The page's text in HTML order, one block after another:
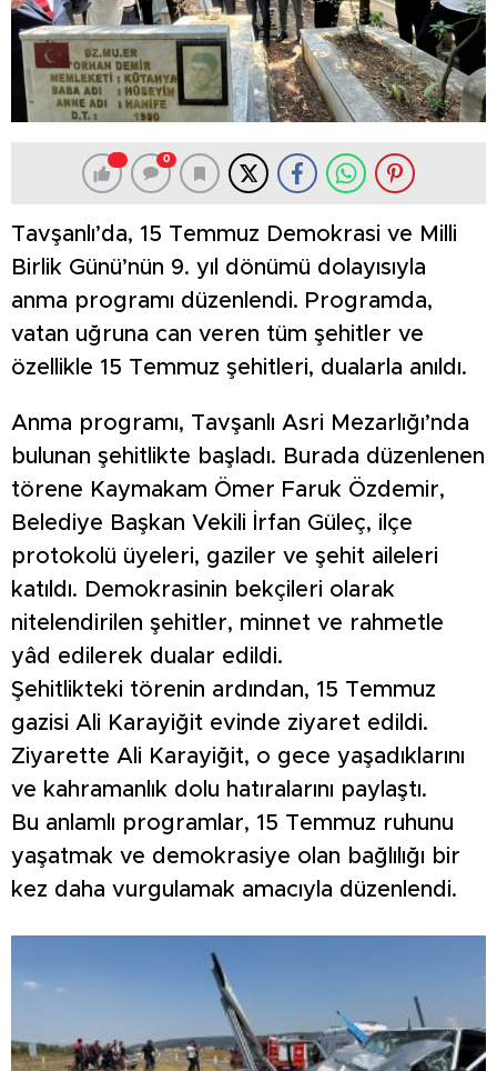
0
Tavşanlı’da, 15 Temmuz Demokrasi ve Milli
Birlik Günü’nün 9. yıl dönümü dolayısıyla
anma programı düzenlendi. Programda,
vatan uğruna can veren tüm şehitler ve
özellikle 15 Temmuz şehitleri, dualarla anıldı.
Anma programı, Tavşanlı Asri Mezarlığı’nda
bulunan şehitlikte başladı. Burada düzenlenen
törene Kaymakam Ömer Faruk Özdemir,
Belediye Başkan Vekili İrfan Güleç, ilçe
protokolü üyeleri, gaziler ve şehit aileleri
katıldı. Demokrasinin bekçileri olarak
nitelendirilen şehitler, minnet ve rahmetle
yâd edilerek dualar edildi.
Şehitlikteki törenin ardından, 15 Temmuz
gazisi Ali Karayiğit evinde ziyaret edildi.
Ziyarette Ali Karayiğit, o gece yaşadıklarını
ve kahramanlık dolu hatıralarını paylaştı.
Bu anlamlı programlar, 15 Temmuz ruhunu
yaşatmak ve demokrasiye olan bağlılığı bir
kez daha vurgulamak amacıyla düzenlendi.